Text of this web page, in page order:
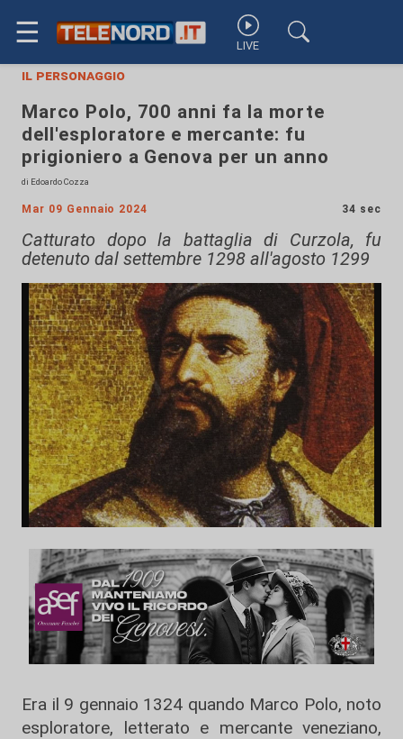
☰ LIVE
il personaggio
Marco Polo, 700 anni fa la morte
dell'esploratore e mercante: fu
prigioniero a Genova per un anno
di Edoardo Cozza
Mar 09 Gennaio 2024 34 sec
Catturato dopo la battaglia di Curzola, fu
detenuto dal settembre 1298 all'agosto 1299
Era il 9 gennaio 1324 quando Marco Polo, noto
esploratore, letterato e mercante veneziano,